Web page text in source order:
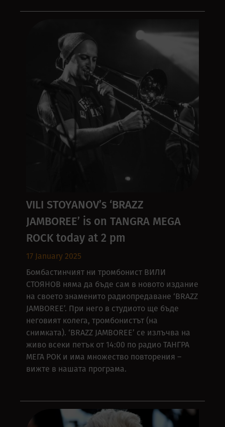
VILI STOYANOV’s ‘BRAZZ
JAMBOREE’ is on TANGRA MEGA
ROCK today at 2 pm
17 January 2025
Бомбастинчият ни тромбонист ВИЛИ
СТОЯНОВ няма да бъде сам в новото издание
на своето знаменито радиопредаване ‘BRAZZ
JAMBOREE’. При него в студиото ще бъде
неговият колега, тромбонистът (на
снимката). ‘BRAZZ JAMBOREE’ се излъчва на
живо всеки петък от 14:00 по радио ТАНГРА
МЕГА РОК и има множество повторения –
вижте в нашата програма.